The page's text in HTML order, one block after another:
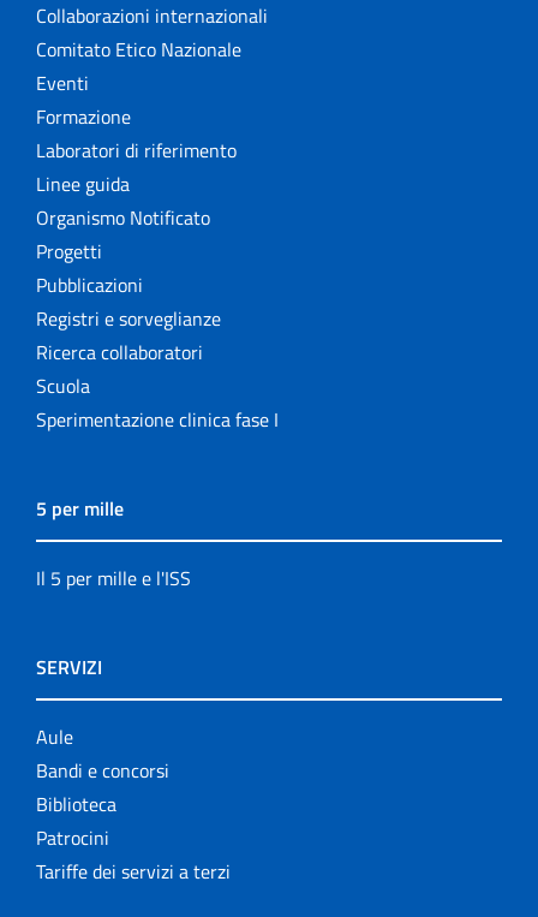
Collaborazioni internazionali
Comitato Etico Nazionale
Eventi
Formazione
Laboratori di riferimento
Linee guida
Organismo Notificato
Progetti
Pubblicazioni
Registri e sorveglianze
Ricerca collaboratori
Scuola
Sperimentazione clinica fase I
5 per mille
Il 5 per mille e l'ISS
SERVIZI
Aule
Bandi e concorsi
Biblioteca
Patrocini
Tariffe dei servizi a terzi